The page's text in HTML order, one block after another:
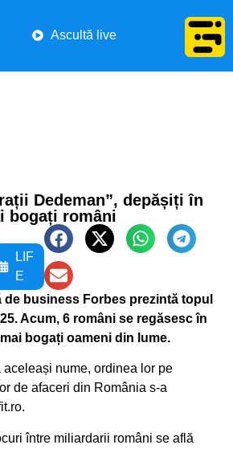
Ascultă live
Dedeman”, depășiți în
bogați români
LIF
E
de business Forbes prezintă topul
Acum, 6 români se regăsesc în
bogați oameni din lume.
aceleași nume, ordinea lor pe
de afaceri din România s-a
între miliardarii români se află